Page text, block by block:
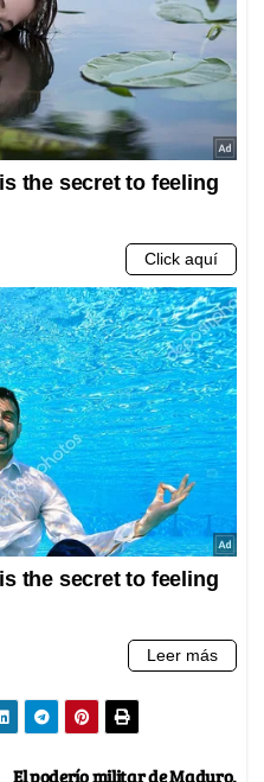
El poderío militar de Maduro,